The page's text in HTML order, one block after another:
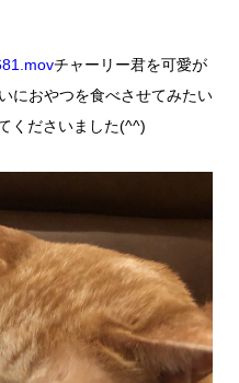
チャーリー君を可愛が
におやつを食べさせてみたい
くださいました(^^)